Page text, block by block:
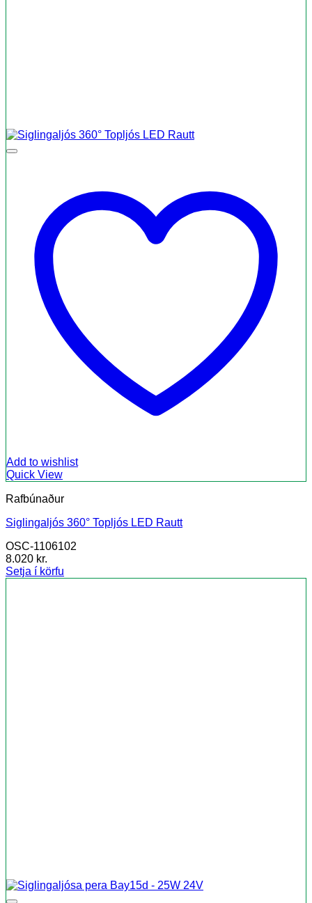
Add to wishlist
Quick View
Rafbúnaður
Siglingaljós 360° Topljós LED Rautt
OSC-1106102
8.020 kr.
Setja í körfu